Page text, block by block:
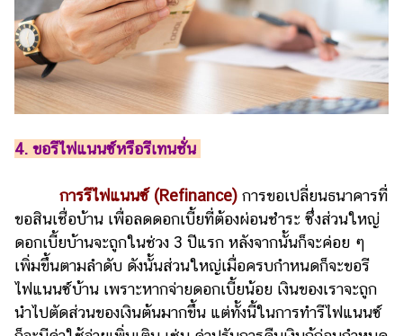
4. ขอรีไฟแนนซ์หรือรีเทนชั่น
การรีไฟแนนซ์ (Refinance) การขอเปลี่ยนธนาคารที่
ขอสินเชื่อบ้าน เพื่อลดดอกเบี้ยที่ต้องผ่อนชำระ ซึ่งส่วนใหญ่
ดอกเบี้ยบ้านจะถูกในช่วง 3 ปีแรก หลังจากนั้นก็จะค่อย ๆ
เพิ่มขึ้นตามลำดับ ดังนั้นส่วนใหญ่เมื่อครบกำหนดก็จะขอรี
ไฟแนนซ์บ้าน เพราะหากจ่ายดอกเบี้ยน้อย เงินของเราจะถูก
นำไปตัดส่วนของเงินต้นมากขึ้น แต่ทั้งนี้ในการทำรีไฟแนนซ์